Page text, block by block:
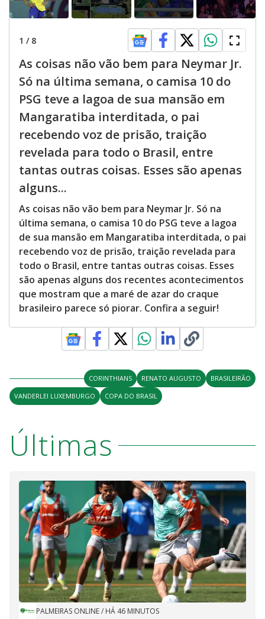
1 / 8
As coisas não vão bem para Neymar Jr.
Só na última semana, o camisa 10 do
PSG teve a lagoa de sua mansão em
Mangaratiba interditada, o pai
recebendo voz de prisão, traição
revelada para todo o Brasil, entre
tantas outras coisas. Esses são apenas
alguns...
As coisas não vão bem para Neymar Jr. Só na
última semana, o camisa 10 do PSG teve a lagoa
de sua mansão em Mangaratiba interditada, o pai
recebendo voz de prisão, traição revelada para
todo o Brasil, entre tantas outras coisas. Esses
são apenas alguns dos recentes acontecimentos
que mostram que a maré de azar do craque
brasileiro parece só piorar. Confira a seguir!
CORINTHIANS RENATO AUGUSTO
BRASILEIRÃO
VANDERLEI LUXEMBURGO
COPA DO BRASIL
Últimas
PALMEIRAS ONLINE/ HÁ 46 MINUTOS